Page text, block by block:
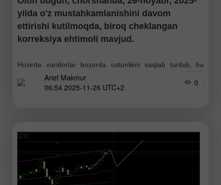
yilda o'z mustahkamlanishini davom
ettirishi kutilmoqda, biroq cheklangan
korreksiya ehtimoli mavjud.
Hozirda xaridorlar bozorda ustunlikni saqlab turibdi, bu
holat EMA(50) va EMA(200) chiziqlarining "Golden Cross"
(oltin kesishma) hosil qilganidan ham yaqqol ko'rinmoqda.
Arief Makmur
06:54 2025-11-26 UTC+2
0